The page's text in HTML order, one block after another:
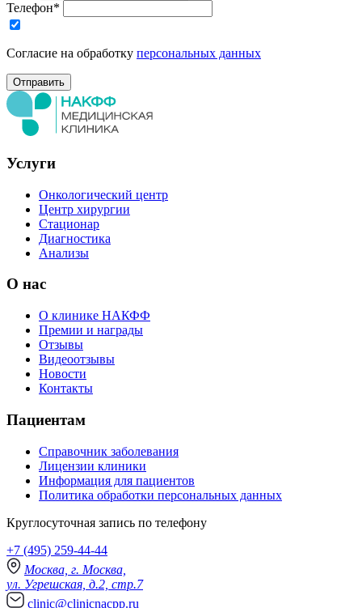
Телефон*
Согласие на обработку персональных данных
Услуги
Онкологический центр
Центр хирургии
Стационар
Диагностика
Анализы
О нас
О клинике НАКФФ
Премии и награды
Отзывы
Видеоотзывы
Новости
Контакты
Пациентам
Справочник заболевания
Лицензии клиники
Информация для пациентов
Политика обработки персональных данных
Круглосуточная запись по телефону
+7 (495) 259-44-44
Москва, г. Москва,
ул. Угрешская, д.2, стр.7
clinic@clinicnacpp.ru